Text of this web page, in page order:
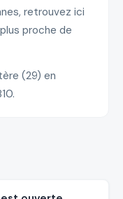
retrouvez ici
proche de
(29) en